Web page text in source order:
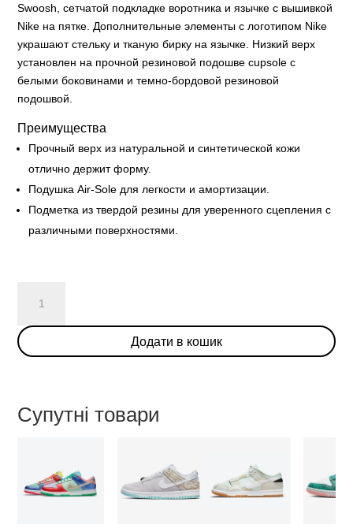
Swoosh, сетчатой подкладке воротника и язычке с вышивкой
Nike на пятке. Дополнительные элементы с логотипом Nike
украшают стельку и тканую бирку на язычке. Низкий верх
установлен на прочной резиновой подошве cupsole с
белыми боковинами и темно-бордовой резиновой
подошвой.
Преимущества
Прочный верх из натуральной и синтетической кожи
отлично держит форму.
Подушка Air-Sole для легкости и амортизации.
Подметка из твердой резины для уверенного сцепления с
различными поверхностями.
Dunk
Low
'Bordeaux'
Додати в кошик
Супутні товари